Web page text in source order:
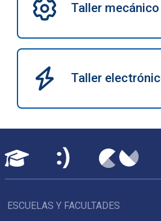
Taller mecánico
Taller
ESCUELAS Y FACULTADES